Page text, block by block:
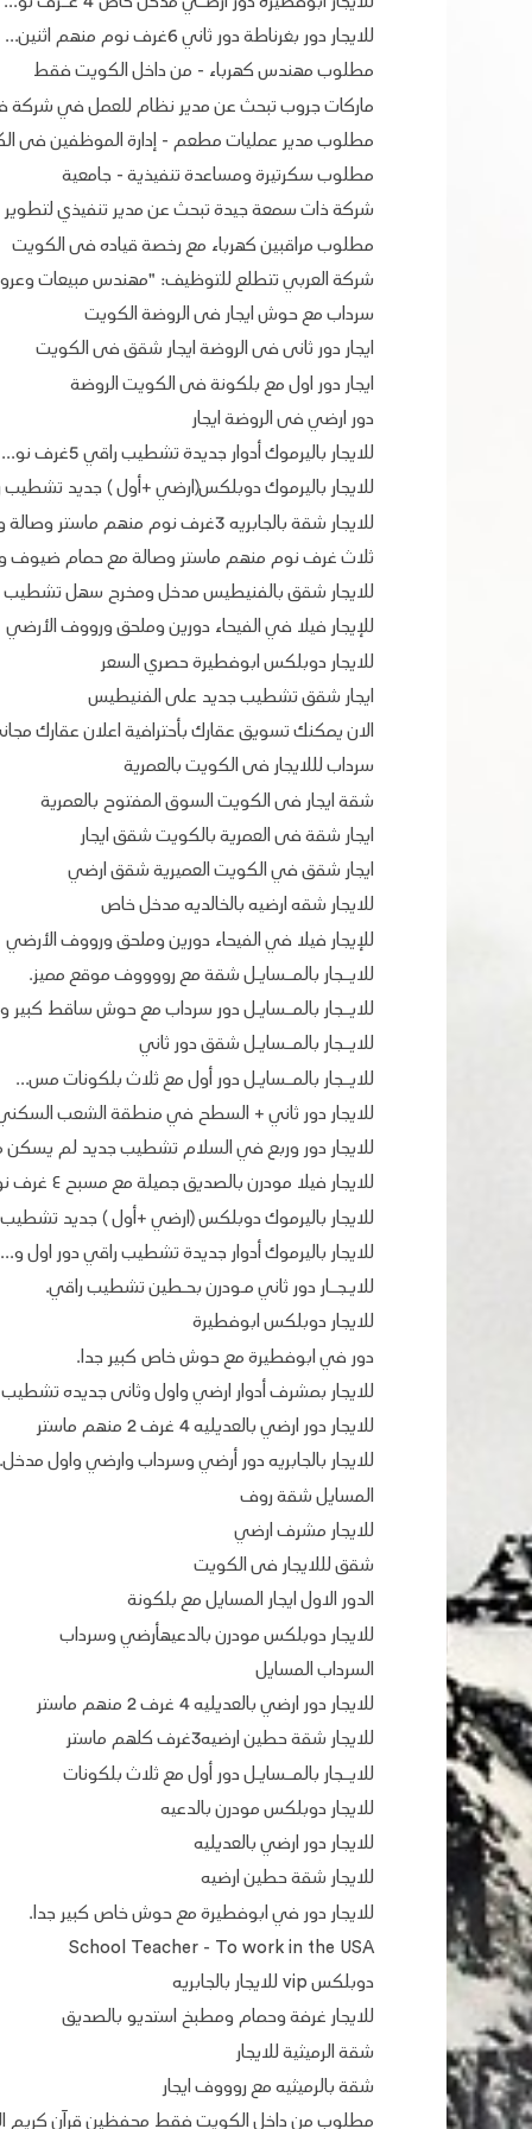
للايجار دور بغرناطة دور ثاني 6غرف نوم منهم اثنين...
مطلوب مهندس كهرباء - من داخل الكويت فقط
ماركات جروب تبحث عن مدير نظام للعمل في شركة
مطلوب مدير عمليات مطعم - إدارة الموظفين فى
مطلوب سكرتيرة ومساعدة تنفيذية - جامعية
شركة ذات سمعة جيدة تبحث عن مدير تنفيذي لتطوير
مطلوب مراقبين كهرباء مع رخصة قياده فى الكويت
شركة العربي تتطلع للتوظيف: "مهندس مبيعات
سرداب مع حوش ايجار فى الروضة الكويت
ايجار دور ثانى فى الروضة ايجار شقق فى الكويت
ايجار دور اول مع بلكونة فى الكويت الروضة
دور ارضي فى الروضة ايجار
للايجار باليرموك أدوار جديدة تشطيب راقي 5غرف نو...
للايجار باليرموك دوبلكس(ارضي +أول ) جديد تشطيب
للايجار شقة بالجابريه 3غرف نوم منهم ماستر وصالة وغ...
ثلاث غرف نوم منهم ماستر وصالة مع حمام
للايجار شقق بالفنيطيس مدخل ومخرج سهل تشطيب
للإيجار فيلا في الفيحاء دورين وملحق ورووف الأرضي
للايجار دوبلكس ابوفطيرة حصري السعر
ايجار شقق تشطيب جديد على الفنيطيس
الان يمكنك تسويق عقارك بأحترافية اعلان عقارك
سرداب لللايجار فى الكويت بالعمرية
شقة ايجار فى الكويت السوق المفتوح بالعمرية
ايجار شقة فى العمرية بالكويت شقق ايجار
ايجار شقق في الكويت العميرية شقق ارضي
للايجار شقه ارضيه بالخالديه مدخل خاص
للإيجار فيلا في الفيحاء دورين وملحق ورووف الأرضي
للايــجار بالمــسايـل شقة مع رووووف موقع مميز.
للايــجار بالمــسايـل دور سرداب مع حوش ساقط كبير
للايــجار بالمــسايـل شقق دور ثاني
للايــجار بالمــسايـل دور أول مع ثلاث بلكونات مس...
للايجار دور ثاني + السطح في منطقة الشعب
للايجار دور وربع في السلام تشطيب جديد لم
للايجار فيلا مودرن بالصديق جميلة مع مسبح ٤ غرف نوم
للايجار باليرموك دوبلكس (ارضي +أول ) جديد
للايجار باليرموك أدوار جديدة تشطيب راقي دور اول و...
للايـجــار دور ثاني مـودرن بحـطين تشطيب راقي.
للايجار دوبلكس ابوفطيرة
دور في ابوفطيرة مع حوش خاص كبير جدا.
للايجار بمشرف أدوار ارضي واول وثانى جديده
للايجار دور ارضي بالعديليه 4 غرف 2 منهم ماستر
للايجار بالجابريه دور أرضي وسرداب وارضي واول
المسايل شقة روف
للايجار مشرف ارضي
شقق لللايجار فى الكويت
الدور الاول ايجار المسايل مع بلكونة
للايجار دوبلكس مودرن بالدعيهأرضي وسرداب
السرداب المسايل
للايجار دور ارضي بالعديليه 4 غرف 2 منهم ماستر
للايجار شقة حطين ارضيه3غرف كلهم ماستر
للايــجار بالمــسايـل دور أول مع ثلاث بلكونات
للايجار دوبلكس مودرن بالدعيه
للايجار دور ارضي بالعديليه
للايجار شقة حطين ارضيه
للايجار دور في ابوفطيرة مع حوش خاص كبير جدا.
School Teacher - To work in the USA
دوبلكس vip للايجار بالجابريه
للايجار غرفة وحمام ومطبخ استديو بالصديق
شقة الرميثية للايجار
شقة بالرميثيه مع روووف ايجار
مطلوب من داخل الكويت فقط محفظين قرآن كريم